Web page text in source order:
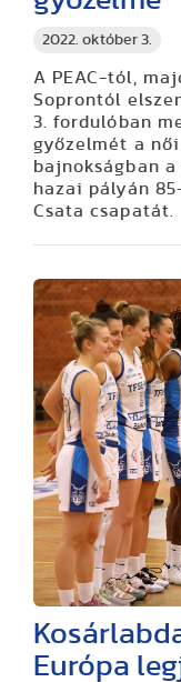
2022. október 3.
A PEAC-tól,
Soprontól
3. fordulóban
győzelmét a
bajnokságban a
hazai pályán
Csata csapatát.
Európa